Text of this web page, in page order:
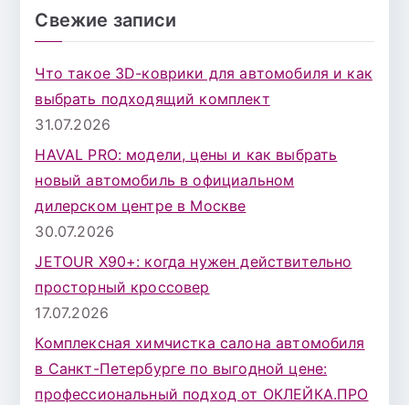
Свежие записи
Что такое 3D-коврики для автомобиля и как
выбрать подходящий комплект
31.07.2026
HAVAL PRO: модели, цены и как выбрать
новый автомобиль в официальном
дилерском центре в Москве
30.07.2026
JETOUR X90+: когда нужен действительно
просторный кроссовер
17.07.2026
Комплексная химчистка салона автомобиля
в Санкт-Петербурге по выгодной цене:
профессиональный подход от ОКЛЕЙКА.ПРО